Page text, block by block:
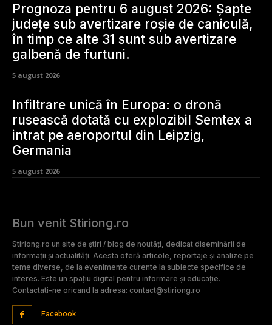
Prognoza pentru 6 august 2026: Șapte
județe sub avertizare roșie de caniculă,
în timp ce alte 31 sunt sub avertizare
galbenă de furtuni.
5 august 2026
Infiltrare unică în Europa: o dronă
rusească dotată cu explozibil Semtex a
intrat pe aeroportul din Leipzig,
Germania
5 august 2026
Bun venit Stiriong.ro
Stiriong.ro un site de știri / blog de noutăți, dedicat diseminării de
informații și actualități. Acesta oferă articole, reportaje și analize pe
teme diverse, de la evenimente curente la subiecte specifice de
interes. Este un spațiu digital pentru informare și educație.
Contactati-ne oricand la adresa: contact@stiriong.ro
Facebook